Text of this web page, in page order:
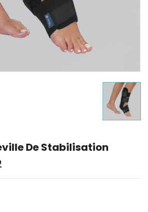
De Stabilisation